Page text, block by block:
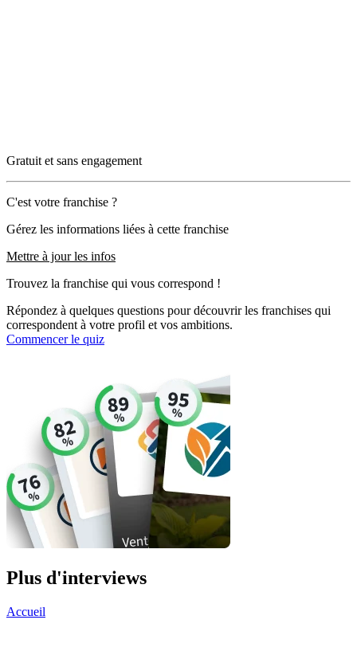
Gratuit et sans engagement
C'est votre franchise ?
Gérez les informations liées à cette franchise
Mettre à jour les infos
Trouvez la franchise qui vous correspond !
Répondez à quelques questions pour découvrir les franchises qui
correspondent à votre profil et vos ambitions.
Commencer le quiz
Plus d'interviews
Accueil